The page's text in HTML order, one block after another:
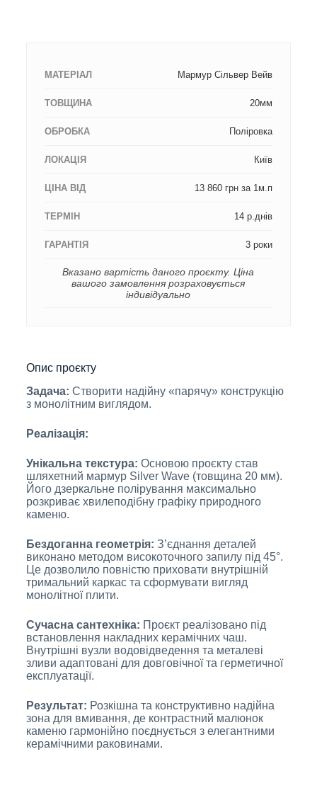
МАТЕРІАЛ Мармур Сільвер Вейв
ТОВЩИНА 20мм
ОБРОБКА Поліровка
ЛОКАЦІЯ Київ
ЦІНА ВІД 13 860 грн за 1м.п
ТЕРМІН 14 р.днів
ГАРАНТІЯ 3 роки
Вказано вартість даного проєкту. Ціна
вашого замовлення розраховується
індивідуально
Опис проєкту
Задача: Створити надійну «парячу» конструкцію
з монолітним виглядом.
Реалізація:
Унікальна текстура: Основою проєкту став
шляхетний мармур Silver Wave (товщина 20 мм).
Його дзеркальне полірування максимально
розкриває хвилеподібну графіку природного
каменю.
Бездоганна геометрія: З’єднання деталей
виконано методом високоточного запилу під 45°.
Це дозволило повністю приховати внутрішній
тримальний каркас та сформувати вигляд
монолітної плити.
Сучасна сантехніка: Проєкт реалізовано під
встановлення накладних керамічних чаш.
Внутрішні вузли водовідведення та металеві
зливи адаптовані для довговічної та герметичної
експлуатації.
Результат: Розкішна та конструктивно надійна
зона для вмивання, де контрастний малюнок
каменю гармонійно поєднується з елегантними
керамічними раковинами.